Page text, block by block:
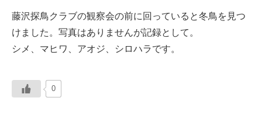
藤沢探鳥クラブの観察会の前に回っていると冬鳥を見つ
けました。写真はありませんが記録として。
シメ、マヒワ、アオジ、シロハラです。
0